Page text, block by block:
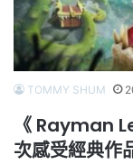
TOMMY SHUM
《 Rayman
次感受經典作